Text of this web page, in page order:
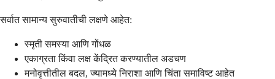
सर्वात सामान्य सुरुवातीची लक्षणे आहेत:
स्मृती समस्या आणि गोंधळ
एकाग्रता किंवा लक्ष केंद्रित करण्यातील अडचण
मनोवृत्तीतील बदल, ज्यामध्ये निराशा आणि चिंता समाविष्ट आहेत